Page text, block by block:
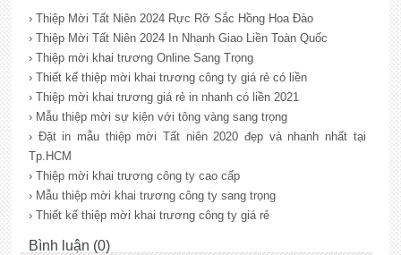
› Thiệp Mời Tất Niên 2024 Rực Rỡ Sắc Hồng Hoa Đào
› Thiệp Mời Tất Niên 2024 In Nhanh Giao Liền Toàn Quốc
› Thiệp mời khai trương Online Sang Trọng
› Thiết kế thiệp mời khai trương công ty giá rẻ có liền
› Thiệp mời khai trương giá rẻ in nhanh có liền 2021
› Mẫu thiệp mời sự kiện với tông vàng sang trọng
› Đặt in mẫu thiệp mời Tất niên 2020 đẹp và nhanh nhất tại
Tp.HCM
› Thiệp mời khai trương công ty cao cấp
› Mẫu thiệp mời khai trương công ty sang trọng
› Thiết kế thiệp mời khai trương công ty giá rẻ
Bình luận (0)